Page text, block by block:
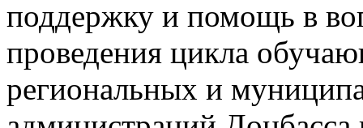
поддержку и помощь в
проведения цикла
региональных и